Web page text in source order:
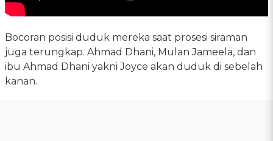
Bocoran posisi duduk mereka saat prosesi siraman
juga terungkap. Ahmad Dhani, Mulan Jameela, dan
ibu Ahmad Dhani yakni Joyce akan duduk di sebelah
kanan.